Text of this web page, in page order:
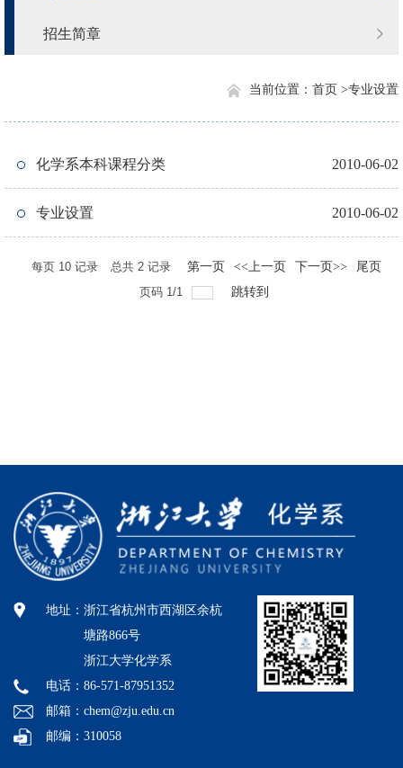
招生简章
专业设置
首页 >
当前位置：
化学系本科课程分类 2010-06-02
专业设置 2010-06-02
每页 10记录 总共 2记录 第一页 <<上一页 下一页>>
尾页
页码 1/1 跳转到
地址： 浙江省杭州市西湖区余杭
塘路866号
浙江大学化学系
电话：86-571-87951352
邮箱：chem@zju.edu.cn
邮编：310058